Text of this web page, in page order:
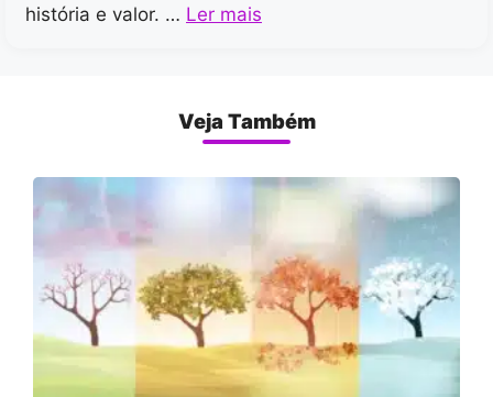
história e valor. … Ler mais
Veja Também